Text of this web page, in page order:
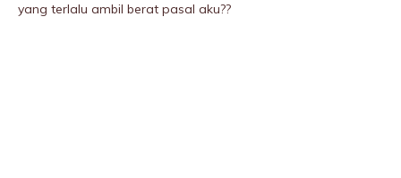
yang terlalu ambil berat pasal aku??